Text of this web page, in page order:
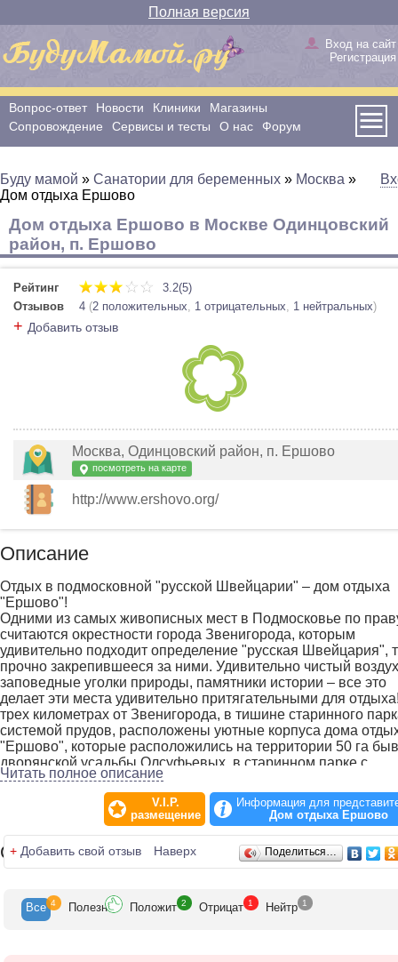
Полная версия
Вход на сайт
Регистрация
Вопрос-ответ Новости Клиники
Магазины
Сопровождение
Сервисы и тесты О нас Форум
Буду мамой » Санатории для беременных » Москва »
Дом отдыха Ершово
Дом отдыха Ершово в Москве Одинцовский
район, п. Ершово
Рейтинг
3.2(5)
Отзывов
4 (2 положительных, 1 отрицательных, 1 нейтральных)
+ Добавить отзыв
Москва, Одинцовский район, п. Ершово
посмотреть на карте
http://www.ershovo.org/
Описание
Отдых в подмосковной "русской Швейцарии" – дом отдыха
"Ершово"!
Одними из самых живописных мест в Подмосковье по
считаются окрестности города Звенигорода, которым
удивительно подходит определение "русская Швейцария",
прочно закрепившееся за ними. Удивительно чистый
заповедные уголки природы, памятники истории – все это
делает эти места удивительно притягательными для
трех километрах от Звенигорода, в тишине старинного
системой прудов, расположены уютные корпуса дома
"Ершово", которые расположились на территории 50 га
дворянской усадьбы Олсуфьевых, в старинном парке с
прудами..
Вы по натуре романтичны и предпочитаете уединенные
свидания под сенью деревьев? Тогда Вам по душе
прогулки по дивному лесу, парковым зонам и вдоль
где можно помечтать, поразмышлять о смысле жизни, или
помолчать вдвоем…
зал для настольного тенниса на 5 столов, киноконцертный
на 560 мест, бильярдный зал на 6 столов, танцевальный
Читать полное описание
V.I.P.
размещение
Информация для
Дом отдыха Ершово
Отзывы
+ Добавить свой отзыв Наверх Поделиться…
Все 4 Полезн Положит 2 Отрицат 1 Нейтр 1